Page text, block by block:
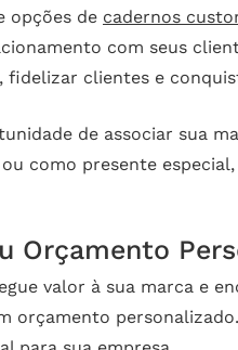
opções de cadernos
com seus
clientes e
de associar sua
como presente
Orçamento
valor à sua marca e